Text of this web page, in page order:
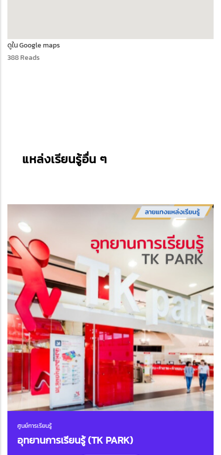
ดูใน Google maps
388 Reads
แหล่งเรียนรู้อื่น ๆ
ศูนย์การเรียนรู้
อุทยานการเรียนรู้ (TK PARK)